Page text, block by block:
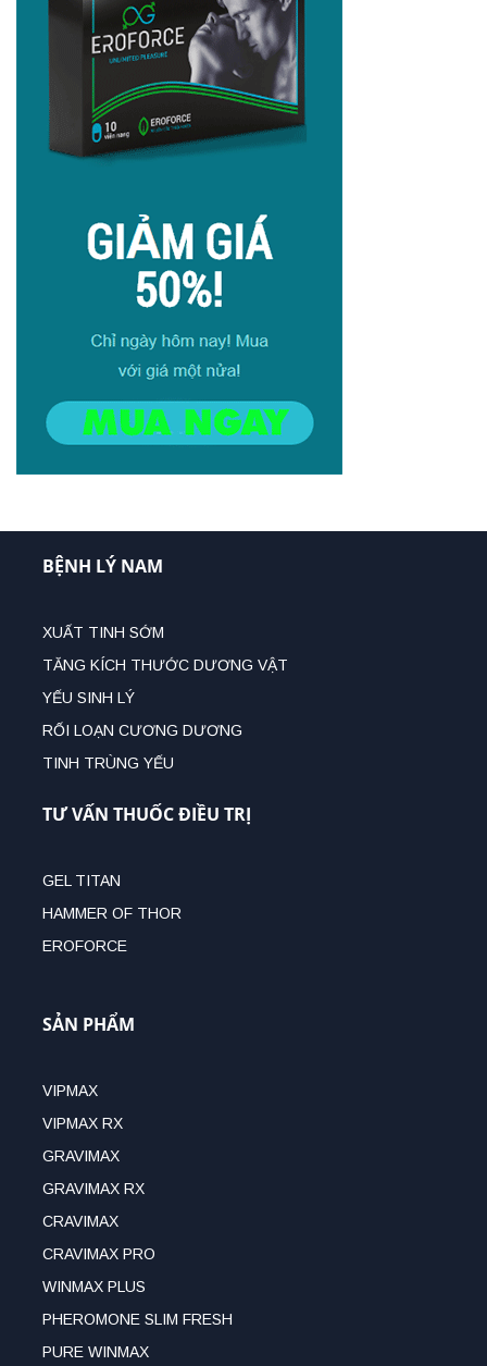
BỆNH LÝ NAM
XUẤT TINH SỚM
TĂNG KÍCH THƯỚC DƯƠNG VẬT
YẾU SINH LÝ
RỐI LOẠN CƯƠNG DƯƠNG
TINH TRÙNG YẾU
TƯ VẤN THUỐC ĐIỀU TRỊ
GEL TITAN
HAMMER OF THOR
EROFORCE
SẢN PHẨM
VIPMAX
VIPMAX RX
GRAVIMAX
GRAVIMAX RX
CRAVIMAX
CRAVIMAX PRO
WINMAX PLUS
PHEROMONE SLIM FRESH
PURE WINMAX